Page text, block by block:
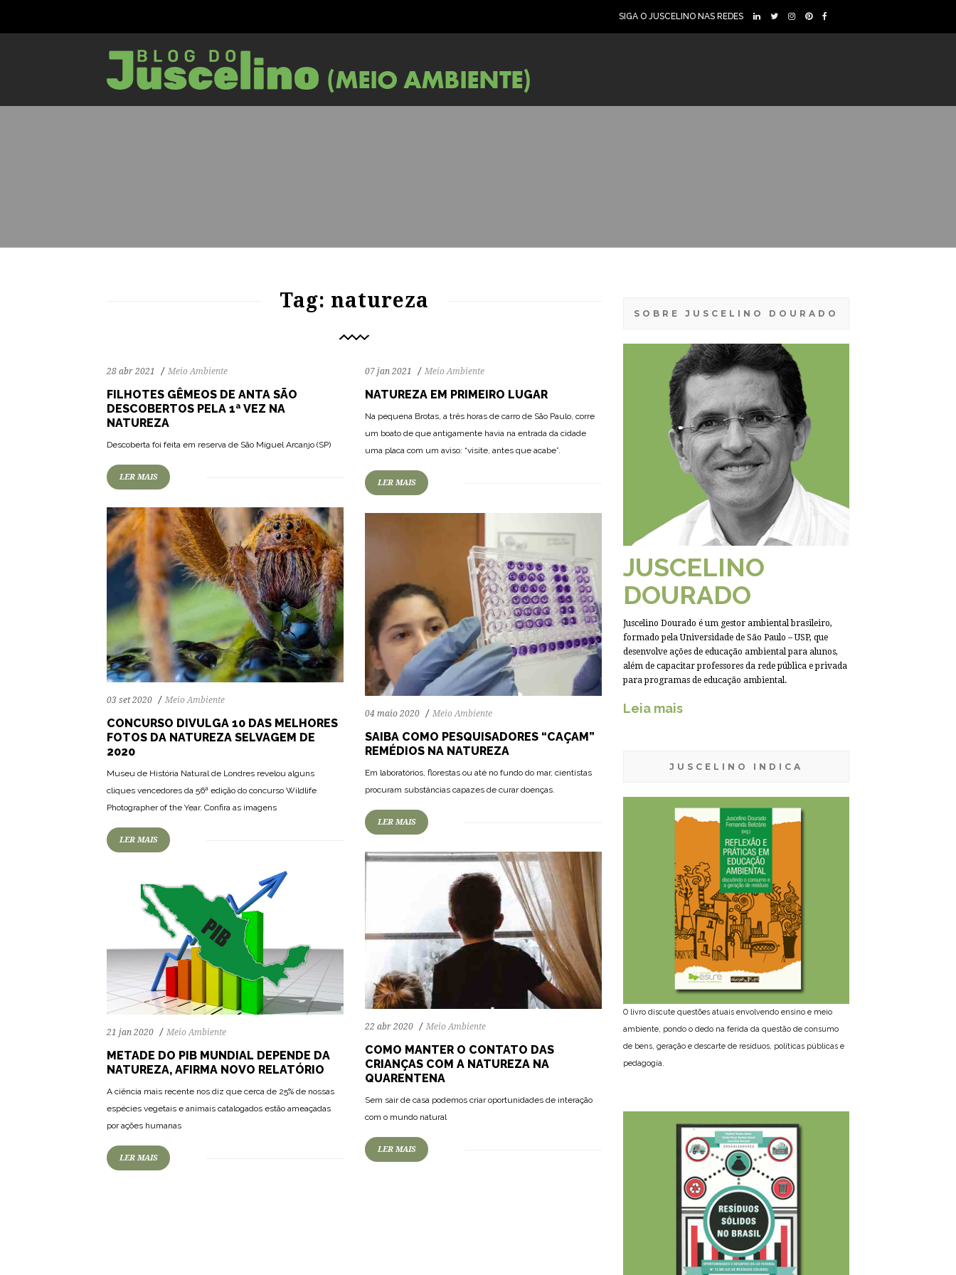
SIGA O JUSCELINO NAS REDES
Tag: natureza
28 abr 2021 Meio Ambiente
FILHOTES GÊMEOS DE ANTA SÃO
DESCOBERTOS PELA 1ª VEZ NA
NATUREZA
Descoberta foi feita em reserva de São Miguel Arcanjo (SP)
LER MAIS
07 jan 2021 Meio Ambiente
NATUREZA EM PRIMEIRO LUGAR
Na pequena Brotas, a três horas de carro de São Paulo, corre
um boato de que antigamente havia na entrada da cidade
uma placa com um aviso: “visite, antes que acabe”.
LER MAIS
03 set 2020 Meio Ambiente
CONCURSO DIVULGA 10 DAS MELHORES
FOTOS DA NATUREZA SELVAGEM DE
2020
Museu de História Natural de Londres revelou alguns
cliques vencedores da 56ª edição do concurso Wildlife
Photographer of the Year. Confira as imagens
LER MAIS
04 maio 2020 Meio Ambiente
SAIBA COMO PESQUISADORES “CAÇAM”
REMÉDIOS NA NATUREZA
Em laboratórios, florestas ou até no fundo do mar, cientistas
procuram substâncias capazes de curar doenças.
LER MAIS
22 abr 2020 Meio Ambiente
COMO MANTER O CONTATO DAS
CRIANÇAS COM A NATUREZA NA
QUARENTENA
Sem sair de casa podemos criar oportunidades de interação
com o mundo natural
LER MAIS
21 jan 2020 Meio Ambiente
METADE DO PIB MUNDIAL DEPENDE DA
NATUREZA, AFIRMA NOVO RELATÓRIO
A ciência mais recente nos diz que cerca de 25% de nossas
espécies vegetais e animais catalogados estão ameaçadas
por ações humanas
LER MAIS
SOBRE JUSCELINO DOURADO
JUSCELINO
DOURADO
Juscelino Dourado é um gestor ambiental brasileiro,
formado pela Universidade de São Paulo – USP, que
desenvolve ações de educação ambiental para alunos,
além de capacitar professores da rede pública e privada
para programas de educação ambiental.
Leia mais
JUSCELINO INDICA
O livro discute questões atuais envolvendo ensino e meio
ambiente, pondo o dedo na ferida da questão de consumo
de bens, geração e descarte de resíduos, políticas públicas e
pedagogia.